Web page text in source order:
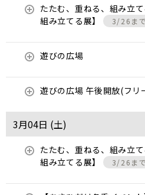
たたむ、重ねる、組み立
組み立てる展】
3/26まで
遊びの広場
遊びの広場 午後開放(フリ
3月04日 (土)
たたむ、重ねる、組み立
組み立てる展】
3/26まで